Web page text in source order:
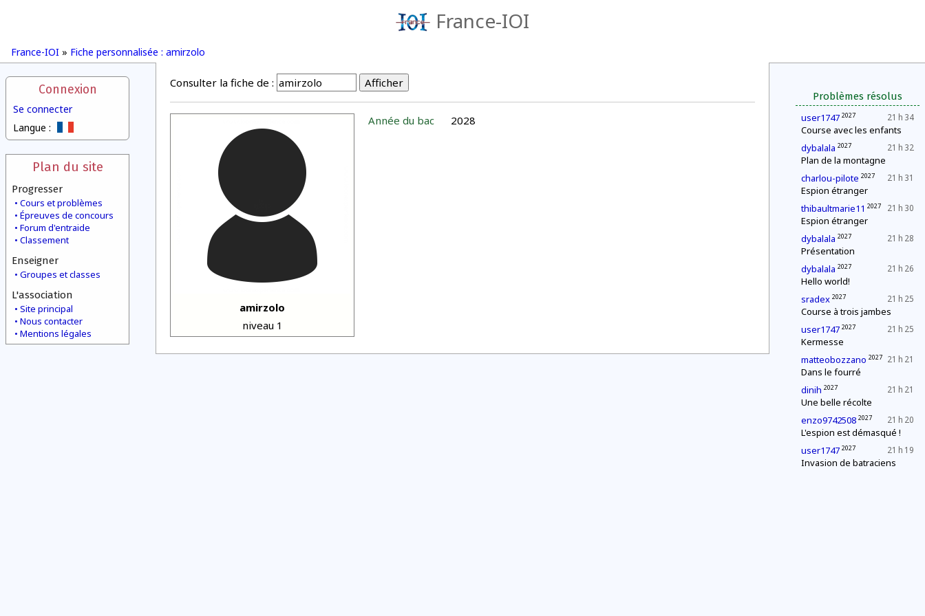
France-IOI
France-IOI » Fiche personnalisée : amirzolo
Connexion
Se connecter
Langue :
Plan du site
Progresser
Cours et problèmes
Épreuves de concours
Forum d'entraide
Classement
Enseigner
Groupes et classes
L'association
Site principal
Nous contacter
Mentions légales
Problèmes résolus
21 h 34
user1747 2027
Course avec les enfants
21 h 32
dybalala 2027
Plan de la montagne
21 h 31
charlou-pilote 2027
Espion étranger
21 h 30
thibaultmarie11 2027
Espion étranger
21 h 28
dybalala 2027
Présentation
21 h 26
dybalala 2027
Hello world!
21 h 25
sradex 2027
Course à trois jambes
21 h 25
user1747 2027
Kermesse
21 h 21
matteobozzano 2027
Dans le fourré
21 h 21
dinih 2027
Une belle récolte
21 h 20
enzo9742508 2027
L'espion est démasqué !
21 h 19
user1747 2027
Invasion de batraciens
Consulter la fiche de :
amirzolo
niveau 1
Année du bac 2028